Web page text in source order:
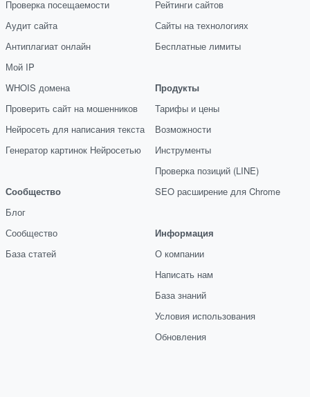
Проверка посещаемости
Аудит сайта
Антиплагиат онлайн
Мой IP
WHOIS домена
Проверить сайт на мошенников
Нейросеть для написания текста
Генератор картинок Нейросетью
Сообщество
Блог
Сообщество
База статей
Рейтинги сайтов
Сайты на технологиях
Бесплатные лимиты
Продукты
Тарифы и цены
Возможности
Инструменты
Проверка позиций (LINE)
SEO расширение для Chrome
Информация
О компании
Написать нам
База знаний
Условия использования
Обновления